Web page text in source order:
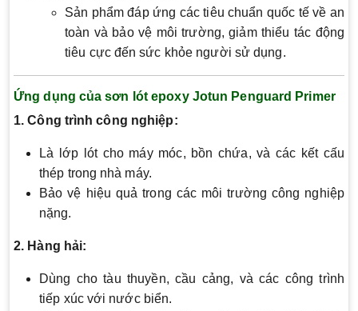
Sản phẩm đáp ứng các tiêu chuẩn quốc tế về an
toàn và bảo vệ môi trường, giảm thiểu tác động
tiêu cực đến sức khỏe người sử dụng.
Ứng dụng của sơn lót epoxy Jotun Penguard Primer
1. Công trình công nghiệp:
Là lớp lót cho máy móc, bồn chứa, và các kết cấu
thép trong nhà máy.
Bảo vệ hiệu quả trong các môi trường công nghiệp
nặng.
2. Hàng hải:
Dùng cho tàu thuyền, cầu cảng, và các công trình
tiếp xúc với nước biển.